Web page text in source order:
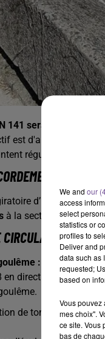
141 sera fermée à la
est d'améliorer la
régulièrement cet
d’Exideuil et
à la section courante
CIRCULATION
:
déviation
direction de
de tonnage sur la
We and our
access
select
statistics or
profiles to
Deliver and
data such as
requested;
based on
Vous pouvez
mes choix".
ce site. Vous
bas de